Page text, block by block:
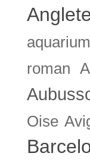
aquarium
roman
Oise